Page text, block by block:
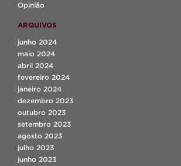
Opinião
ARQUIVOS
junho 2024
maio 2024
abril 2024
fevereiro 2024
janeiro 2024
dezembro 2023
outubro 2023
setembro 2023
agosto 2023
julho 2023
junho 2023